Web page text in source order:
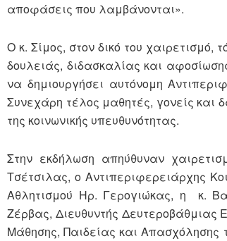
αποφάσεις που λαμβάνονται».
Ο κ. Σίμος, στον δικό του
δουλειάς, διδασκαλίας και
να δημιουργήσει αυτόνομη
Συνεχάρη τέλος μαθητές, γονείς και
της κοινωνικής υπευθυνότητας.
Στην εκδήλωση απηύθυναν
Τσέτσιλας, ο Αντιπεριφερειάρχης
Αθλητισμού Ηρ. Γερογιώκας, η κ.
Ζέρβας, Διευθυντής Δευτεροβάθμιας
Μάθησης, Παιδείας και Απασχόλησης